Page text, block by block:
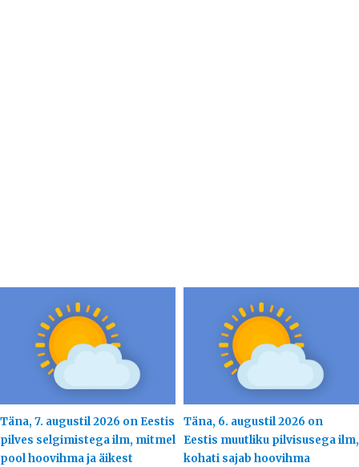
Täna, 7. augustil 2026 on Eestis
pilves selgimistega ilm, mitmel
pool hoovihma ja äikest
Täna, 6. augustil 2026 on
Eestis muutliku pilvisusega ilm,
kohati sajab hoovihma